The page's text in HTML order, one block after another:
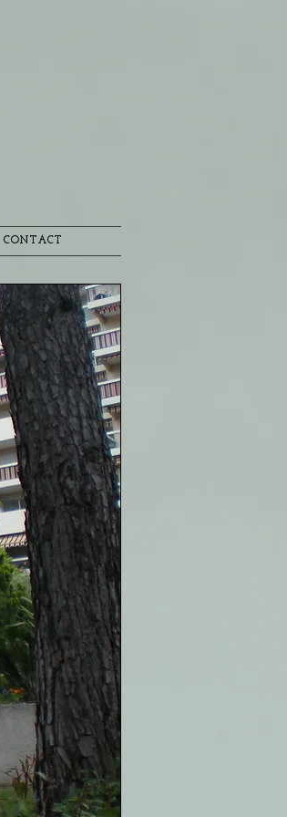
CONTACT